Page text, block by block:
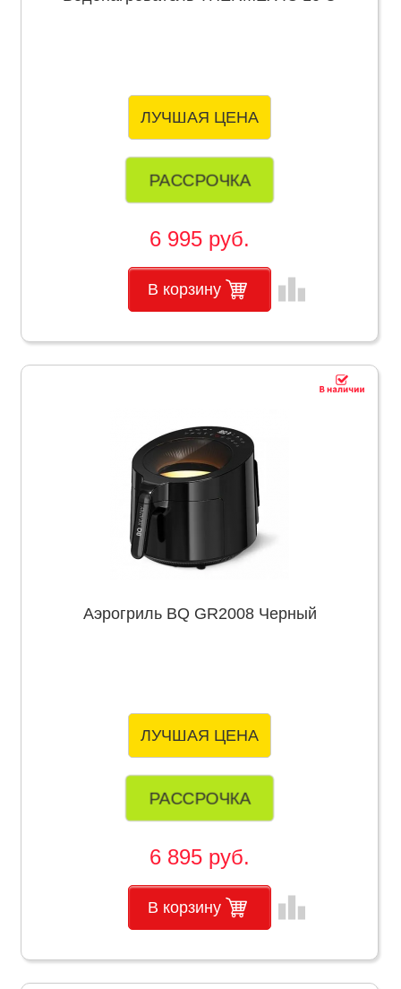
ЛУЧШАЯ ЦЕНА
РАССРОЧКА
6 995 руб.
В корзину leaderboard
Аэрогриль BQ GR2008 Черный
ЛУЧШАЯ ЦЕНА
РАССРОЧКА
6 895 руб.
В корзину leaderboard